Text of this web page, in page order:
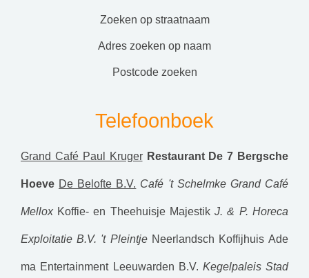
zoeken op straatnaam
adres zoeken op naam
postcode zoeken
Telefoonboek
Grand Café Paul Kruger Restaurant De 7 Bergsche
Hoeve De Belofte B.V. Café 't Schelmke Grand Café
Mellox Koffie- en Theehuisje Majestik J. & P. Horeca
Exploitatie B.V. 't Pleintje Neerlandsch Koffijhuis Ade
ma Entertainment Leeuwarden B.V. Kegelpaleis Stad